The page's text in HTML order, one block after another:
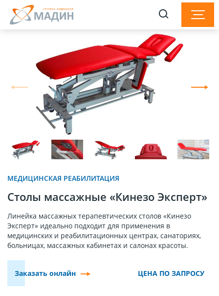
МЕДИЦИНСКАЯ РЕАБИЛИТАЦИЯ
Столы массажные «Кинезо Эксперт»
Линейка массажных терапевтических столов «Кинезо
Эксперт» идеально подходит для применения в
медицинских и реабилитационных центрах, санаториях,
больницах, массажных кабинетах и салонах красоты.
Заказать онлайн ЦЕНА ПО ЗАПРОСУ